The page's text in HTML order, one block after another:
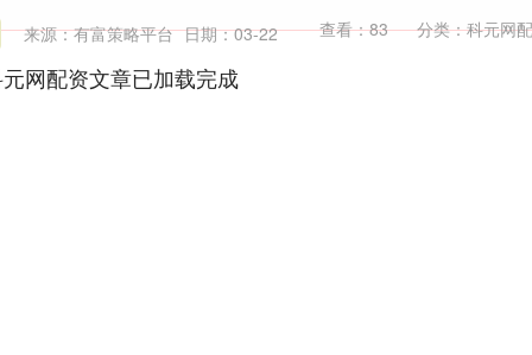
来源：有富策略平台 日期：03-22 查看：83 分类：科元网
网配资文章已加载完成